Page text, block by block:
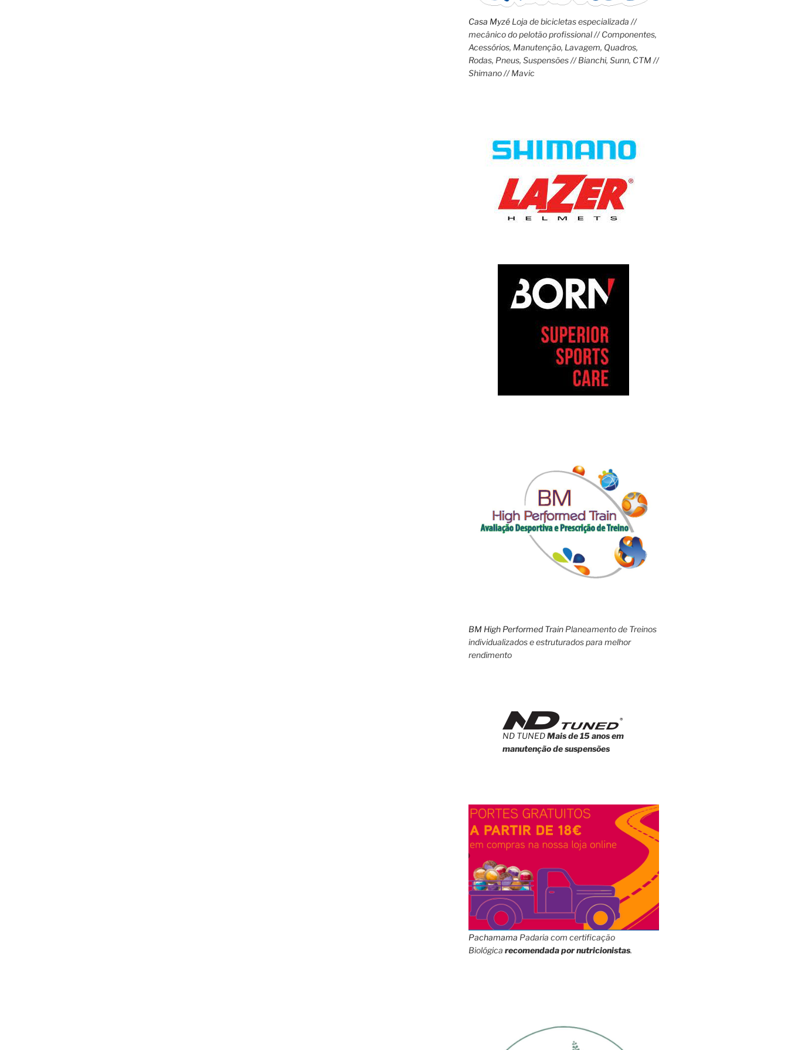
Casa MyzéLoja de bicicletas especializada //
mecânico do pelotão profissional // Componentes,
Acessórios, Manutenção, Lavagem, Quadros,
Rodas, Pneus, Suspensões // Bianchi, Sunn, CTM //
Shimano // Mavic
BM High Performed TrainPlaneamento de Treinos
individualizados e estruturados para melhor
rendimento
ND TUNEDMais de 15 anos em
manutenção de suspensões
Pachamama Padaria com certificação
Biológica recomendada por nutricionistas.